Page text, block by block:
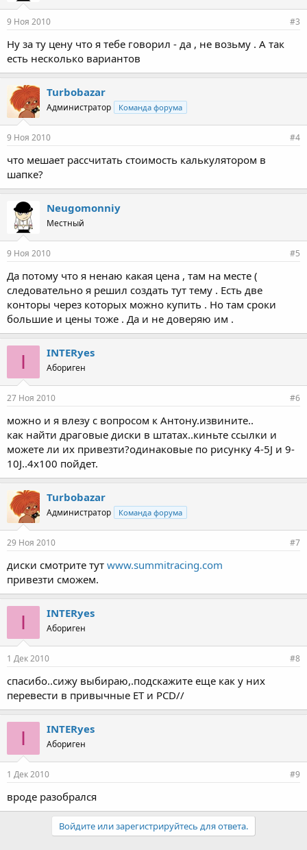
9 Ноя 2010 #3
Ну за ту цену что я тебе говорил - да , не возьму . А так
есть несколько вариантов
Turbobazar
Администратор Команда форума
9 Ноя 2010 #4
что мешает рассчитать стоимость калькулятором в
шапке?
Neugomonniy
Местный
9 Ноя 2010 #5
Да потому что я ненаю какая цена , там на месте (
следовательно я решил создать тут тему . Есть две
конторы через которых можно купить . Но там сроки
большие и цены тоже . Да и не доверяю им .
I INTERyes
Абориген
27 Ноя 2010 #6
можно и я влезу с вопросом к Антону.извините..
как найти драговые диски в штатах..киньте ссылки и
можете ли их привезти?одинаковые по рисунку 4-5J и 9-
10J..4х100 пойдет.
Turbobazar
Администратор Команда форума
29 Ноя 2010 #7
диски смотрите тут www.summitracing.com
привезти сможем.
I INTERyes
Абориген
1 Дек 2010 #8
спасибо..сижу выбираю,.подскажите еще как у них
перевести в привычные ЕТ и PCD//
I INTERyes
Абориген
1 Дек 2010 #9
вроде разобрался
Войдите или зарегистрируйтесь для ответа.